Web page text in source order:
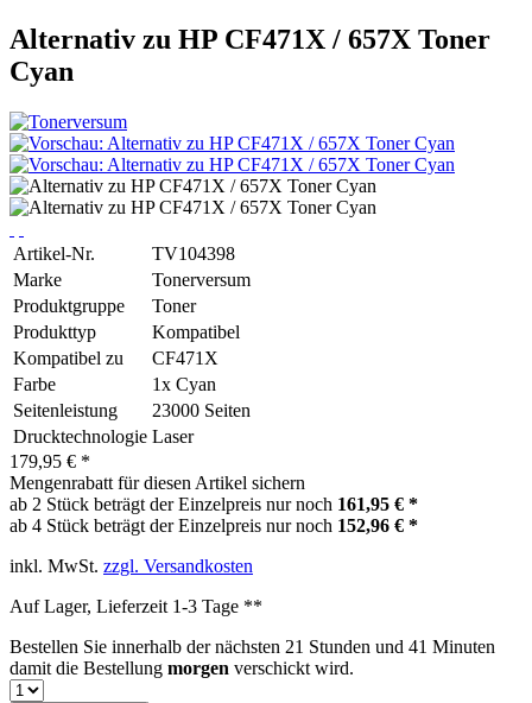
Alternativ zu HP CF471X / 657X Toner
Cyan
Artikel-Nr.
TV104398
Marke
Tonerversum
Produktgruppe
Toner
Produkttyp
Kompatibel
Kompatibel zu
CF471X
Farbe
1x Cyan
Seitenleistung
23000 Seiten
Drucktechnologie Laser
179,95 € *
Mengenrabatt für diesen Artikel sichern
ab 2 Stück beträgt der Einzelpreis nur noch 161,95 € *
ab 4 Stück beträgt der Einzelpreis nur noch 152,96 € *
inkl. MwSt. zzgl. Versandkosten
Auf Lager, Lieferzeit 1-3 Tage **
Bestellen Sie innerhalb der nächsten 21 Stunden und 41 Minuten
damit die Bestellung morgen verschickt wird.